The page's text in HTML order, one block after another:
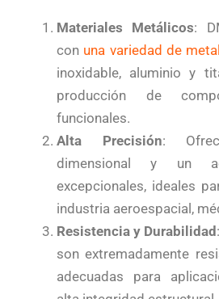
Materiales Metálicos:
con una variedad de
inoxidable, aluminio y
producción de
funcionales.
Alta Precisión:
dimensional y un
excepcionales, ideales
industria aeroespacial,
Resistencia y Durabilidad
son extremadamente
adecuadas para